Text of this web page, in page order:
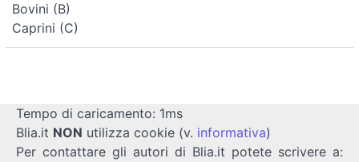
Bovini (B)
Caprini (C)
Tempo di caricamento: 1ms
Blia.it NON utilizza cookie (v. informativa)
Per contattare gli autori di Blia.it potete scrivere a: